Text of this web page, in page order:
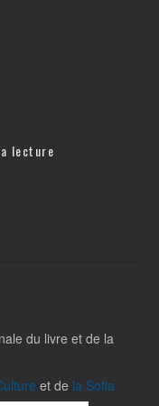
lecture
du livre et de la
et de la Sofia